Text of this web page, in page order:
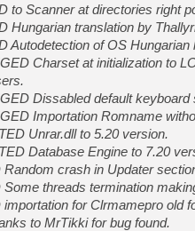
to Scanner at directories right
Hungarian translation by
Autodetection of OS
Charset at initialization to
Dissabled default
Importation Romname
Unrar.dll to 5.20 version.
Database Engine to 7.20
Random crash in Updater
Some threads termination
importation for Clrmamepro old
to MrTikki for bug found.